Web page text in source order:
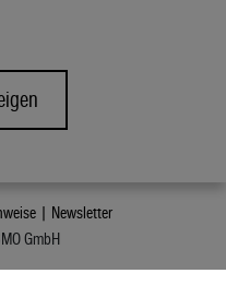
| Newsletter
GmbH